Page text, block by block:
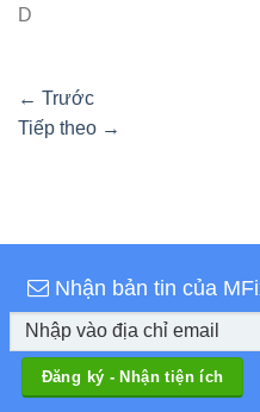
D
← Trước
Tiếp theo →
Nhận bản tin của